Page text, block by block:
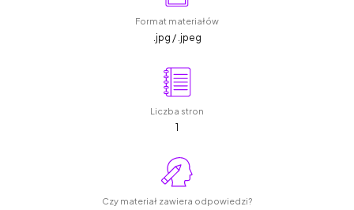
Format materiałów
.jpg / .jpeg
Liczba stron
1
Czy materiał zawiera odpowiedzi?